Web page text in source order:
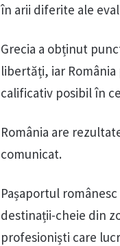
în arii diferite ale
Grecia a obținut
libertăți, iar
calificativ posibil în
România are
comunicat.
Pașaportul
destinații-cheie din
profesioniști care